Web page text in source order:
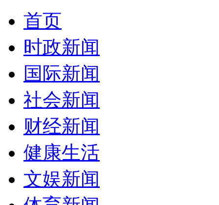
首页
时政新闻
国际新闻
社会新闻
财经新闻
健康生活
文娱新闻